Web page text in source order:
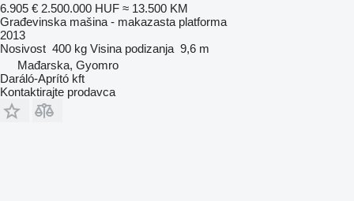
6.905 € 2.500.000 HUF ≈ 13.500 KM
Građevinska mašina - makazasta platforma
2013
Nosivost 400 kg Visina podizanja 9,6 m
Mađarska, Gyomro
Daráló-Aprító kft
Kontaktirajte prodavca